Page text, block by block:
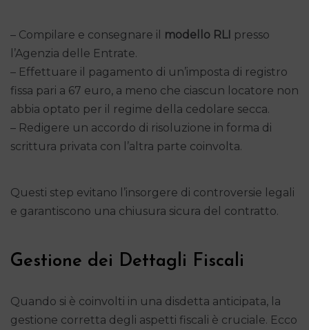
– Compilare e consegnare il modello RLI presso
l’Agenzia delle Entrate.
– Effettuare il pagamento di un’imposta di registro
fissa pari a 67 euro, a meno che ciascun locatore non
abbia optato per il regime della cedolare secca.
– Redigere un accordo di risoluzione in forma di
scrittura privata con l’altra parte coinvolta.
Questi step evitano l’insorgere di controversie legali
e garantiscono una chiusura sicura del contratto.
Gestione dei Dettagli Fiscali
Quando si è coinvolti in una disdetta anticipata, la
gestione corretta degli aspetti fiscali è cruciale. Ecco